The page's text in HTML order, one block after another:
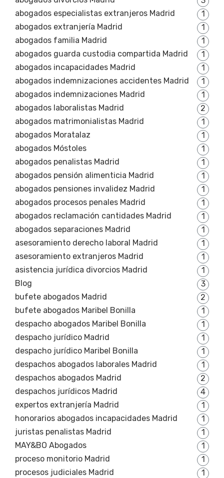
abogados especialistas extranjeros Madrid
1
abogados extranjería Madrid
1
abogados familia Madrid
1
abogados guarda custodia compartida Madrid
1
abogados incapacidades Madrid
1
abogados indemnizaciones accidentes Madrid
1
abogados indemnizaciones Madrid
1
abogados laboralistas Madrid
2
abogados matrimonialistas Madrid
1
abogados Moratalaz
1
abogados Móstoles
1
abogados penalistas Madrid
1
abogados pensión alimenticia Madrid
1
abogados pensiones invalidez Madrid
1
abogados procesos penales Madrid
1
abogados reclamación cantidades Madrid
1
abogados separaciones Madrid
1
asesoramiento derecho laboral Madrid
1
asesoramiento extranjeros Madrid
1
asistencia jurídica divorcios Madrid
1
Blog
3
bufete abogados Madrid
2
bufete abogados Maribel Bonilla
1
despacho abogados Maribel Bonilla
1
despacho jurídico Madrid
1
despacho jurídico Maribel Bonilla
1
despachos abogados laborales Madrid
1
despachos abogados Madrid
2
despachos jurídicos Madrid
4
expertos extranjería Madrid
1
honorarios abogados incapacidades Madrid
1
juristas penalistas Madrid
1
MAY&BO Abogados
1
proceso monitorio Madrid
1
procesos judiciales Madrid
1